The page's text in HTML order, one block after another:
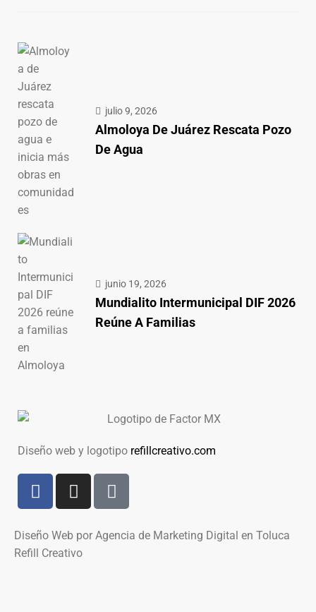
julio 9, 2026
Almoloya De Juárez Rescata Pozo
De Agua
junio 19, 2026
Mundialito Intermunicipal DIF 2026
Reúne A Familias
Diseño web y logotipo refillcreativo.com
Diseño Web por Agencia de Marketing Digital en Toluca
Refill Creativo